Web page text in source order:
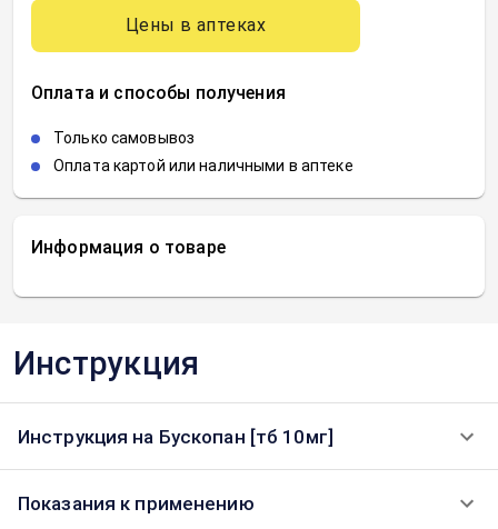
Информация о товаре
Цены в аптеках
Оплата и способы получения
Только самовывоз
Оплата картой или наличными в аптеке
Инструкция
Инструкция на Бускопан [тб 10мг]
Показания к применению